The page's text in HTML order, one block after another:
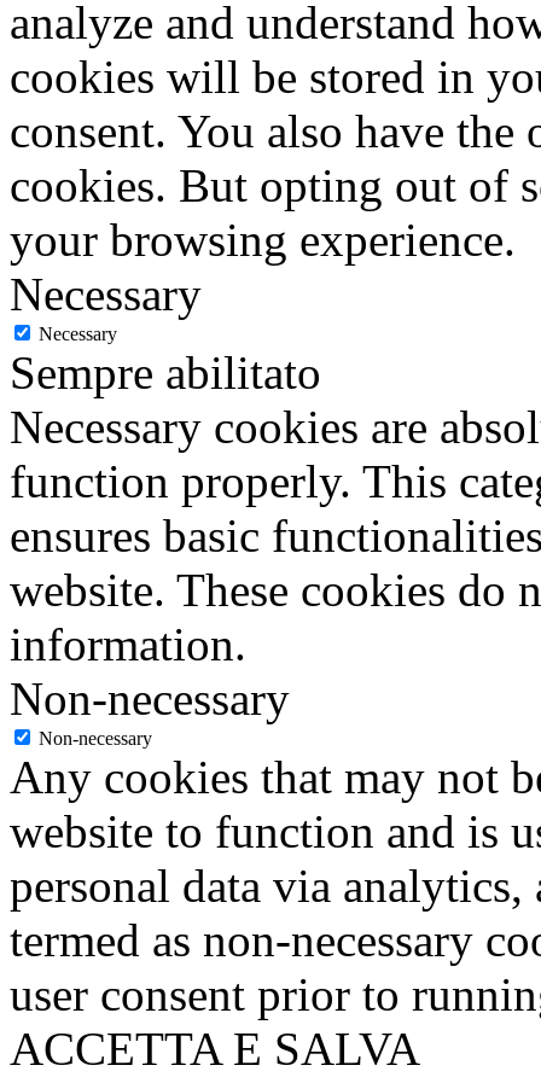
analyze and understand
cookies will be stored in
consent. You also have
cookies. But opting out of
your browsing experience.
Necessary
Necessary
Sempre abilitato
Necessary cookies are
function properly. This
ensures basic
website. These cookies do
information.
Non-necessary
Non-necessary
Any cookies that may not
website to function and is
personal data via analytics,
termed as non-necessary
user consent prior to
ACCETTA E SALVA